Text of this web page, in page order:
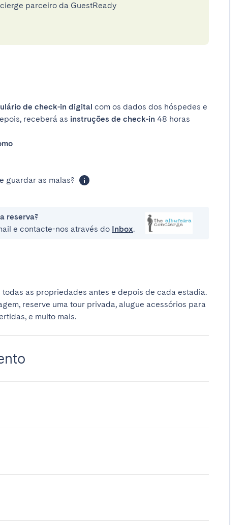
parceiro da GuestReady
de check-in digital com os dados dos hóspedes e
receberá as instruções de check-in 48 horas
guardar as malas?
reserva?
e contacte-nos através do Inbox.
as propriedades antes e depois de cada estadia.
reserve uma tour privada, alugue acessórios para
e muito mais.